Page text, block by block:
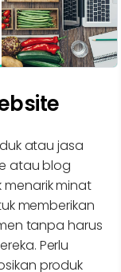
atau jasa
atau blog
minat
memberikan
tanpa harus
Perlu
produk